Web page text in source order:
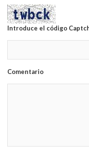
Introduce el código
Comentario